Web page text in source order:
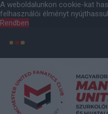
A weboldalunkon cookie-kat
felhasználói élményt
Rendben